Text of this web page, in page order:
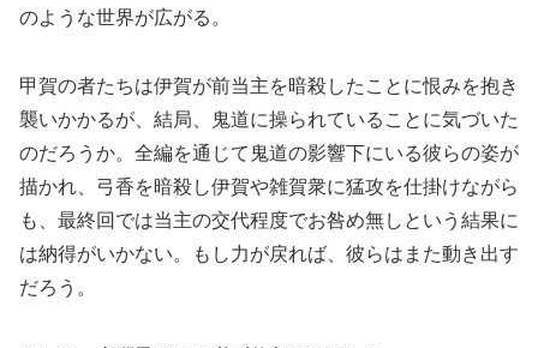
のような世界が広がる。
甲賀の者たちは伊賀が前当主を暗殺したことに恨みを抱き
襲いかかるが、結局、鬼道に操られていることに気づいた
のだろうか。全編を通じて鬼道の影響下にいる彼らの姿が
描かれ、弓香を暗殺し伊賀や雑賀衆に猛攻を仕掛けながら
も、最終回では当主の交代程度でお咎め無しという結果に
は納得がいかない。もし力が戻れば、彼らはまた動き出す
だろう。